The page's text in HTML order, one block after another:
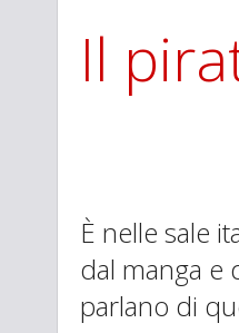
Il
È nelle sale
dal manga e
parlano di